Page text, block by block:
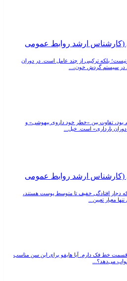
(کارشناس ارشد روابط عمومی
بلکه ترکیبی از چند عامل است. در دوران
در سیستم گردش خون،...
بود، تفاوت بین «خطر خود داروی بیهوشی» و
بارداری» است. خیل...
(کارشناس ارشد روابط عمومی
که دچار افتادگی خفیف تا متوسط پوست هستند،
معیار تعیین...
در قسمت خط فک دارم. آیا هایفو برای این سن مناسب
می‌دهد؟...